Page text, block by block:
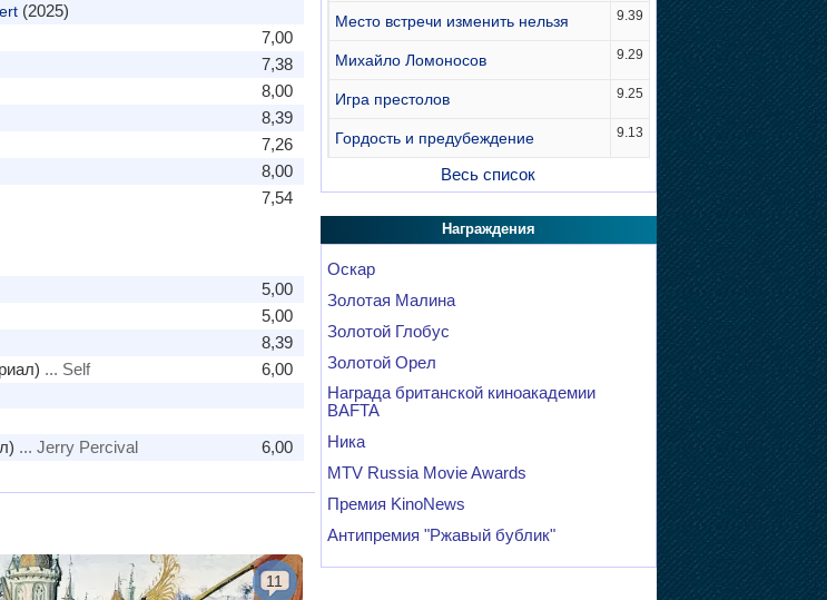
(2025)
7,00
7,38
8,00
8,39
7,26
8,00
7,54
5,00
5,00
8,39
6,00
... Self
6,00
... Jerry Percival
11
Место встречи изменить нельзя 9.39
Михайло Ломоносов 9.29
Игра престолов 9.25
Гордость и предубеждение 9.13
Весь список
Награждения
Оскар
Золотая Малина
Золотой Глобус
Золотой Орел
Награда британской киноакадемии
BAFTA
Ника
MTV Russia Movie Awards
Премия KinoNews
Антипремия "Ржавый бублик"